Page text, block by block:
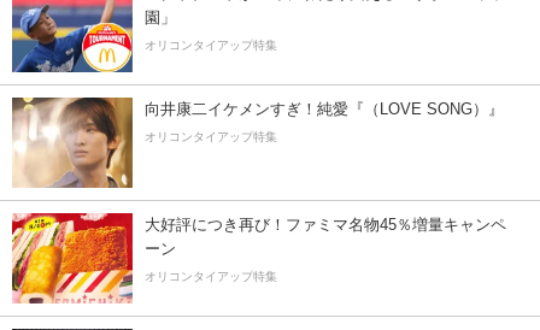
園」
オリコンタイアップ特集
向井康二イケメンすぎ！純愛『（LOVE SONG）』
オリコンタイアップ特集
大好評につき再び！ファミマ名物45％増量キャンペ
ーン
オリコンタイアップ特集